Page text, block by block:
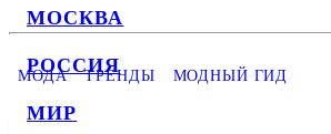
МОСКВА
РОССИЯ
МИР
МОДА ТРЕНДЫ МОДНЫЙ ГИД